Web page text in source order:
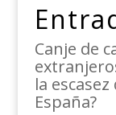
Canje de
la
España?